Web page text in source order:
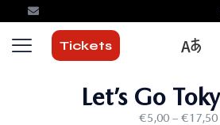
Tickets
Let’s Go
€5,00– €17,50